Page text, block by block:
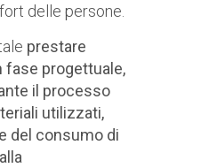
delle persone.
prestare
fase progettuale,
il processo
utilizzati,
del consumo di